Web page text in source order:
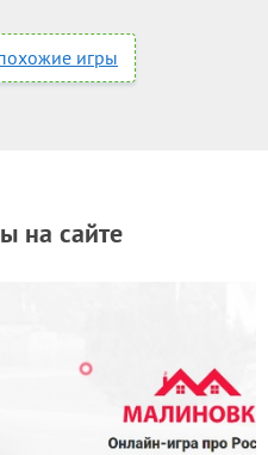
игры
на сайте